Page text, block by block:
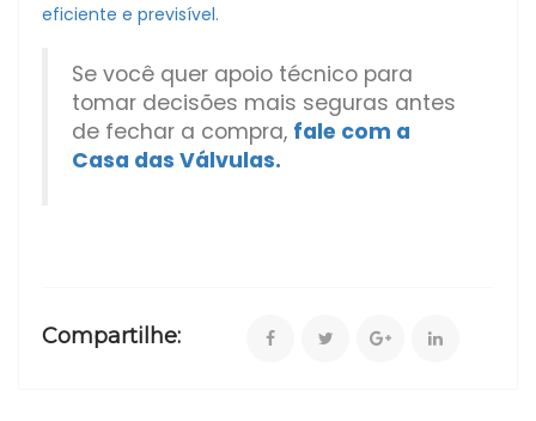
eficiente e previsível.
Se você quer apoio técnico para
tomar decisões mais seguras antes
de fechar a compra, fale com a
Casa das Válvulas.
Compartilhe: